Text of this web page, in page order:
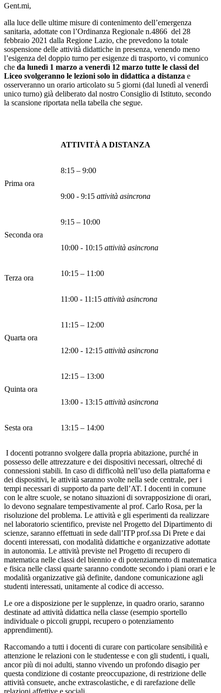
Gent.mi,
alla luce delle ultime misure di contenimento dell’emergenza
sanitaria, adottate con l’Ordinanza Regionale n.4866 del 28
febbraio 2021 dalla Regione Lazio, che prevedono la totale
sospensione delle attività didattiche in presenza, venendo meno
l’esigenza del doppio turno per esigenze di trasporto, vi comunico
che da lunedì 1 marzo a venerdì 12 marzo tutte le classi del
Liceo svolgeranno le lezioni solo in didattica a distanza e
osserveranno un orario articolato su 5 giorni (dal lunedì al venerdì
unico turno) già deliberato dal nostro Consiglio di Istituto, secondo
la scansione riportata nella tabella che segue.
ATTIVITÀ A DISTANZA
Prima ora
8:15 – 9:00
9:00 - 9:15 attività asincrona
Seconda ora
9:15 – 10:00
10:00 - 10:15 attività asincrona
Terza ora
10:15 – 11:00
11:00 - 11:15 attività asincrona
Quarta ora
11:15 – 12:00
12:00 - 12:15 attività asincrona
Quinta ora
12:15 – 13:00
13:00 - 13:15 attività asincrona
Sesta ora 13:15 – 14:00
I docenti potranno svolgere dalla propria abitazione, purché in
possesso delle attrezzature e dei dispositivi necessari, oltreché di
connessioni stabili. In caso di difficoltà nell’uso della piattaforma e
dei dispositivi, le attività saranno svolte nella sede centrale, per i
tempi necessari di supporto da parte dell’AT. I docenti in comune
con le altre scuole, se notano situazioni di sovrapposizione di orari,
lo devono segnalare tempestivamente al prof. Carlo Rosa, per la
risoluzione del problema. Le attività e gli esperimenti da realizzare
nel laboratorio scientifico, previste nel Progetto del Dipartimento di
scienze, saranno effettuati in sede dall’ITP prof.ssa Di Prete e dai
docenti interessati, con modalità didattiche e organizzative adottate
in autonomia. Le attività previste nel Progetto di recupero di
matematica nelle classi del biennio e di potenziamento di matematica
e fisica nelle classi quarte saranno condotte secondo i piani orari e le
modalità organizzative già definite, dandone comunicazione agli
studenti interessati, unitamente al codice di accesso.
Le ore a disposizione per le supplenze, in quadro orario, saranno
destinate ad attività didattica nella classe (esempio sportello
individuale o piccoli gruppi, recupero o potenziamento
apprendimenti).
Raccomando a tutti i docenti di curare con particolare sensibilità e
attenzione le relazioni con le studentesse e con gli studenti, i quali,
ancor più di noi adulti, stanno vivendo un profondo disagio per
questa condizione di costante preoccupazione, di restrizione delle
attività consuete, anche extrascolastiche, e di rarefazione delle